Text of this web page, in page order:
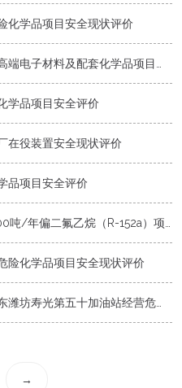
化学品项目安全现状评价
化学品项目（一期）安全设施竣工验收评价
学品项目安全评价
在役装置安全现状评价
品项目安全评价
二氟乙烷（R-152a）项目专项安全评价
险化学品项目安全现状评价
五十加油站经营危险化学品项目安全评价
→